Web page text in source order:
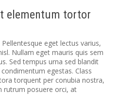
elementum tortor
eget lectus varius,
Nullam eget mauris quis sem
Sed tempus urna sed blandit
egestas. Class
torquent per conubia nostra,
rutrum posuere orci, at